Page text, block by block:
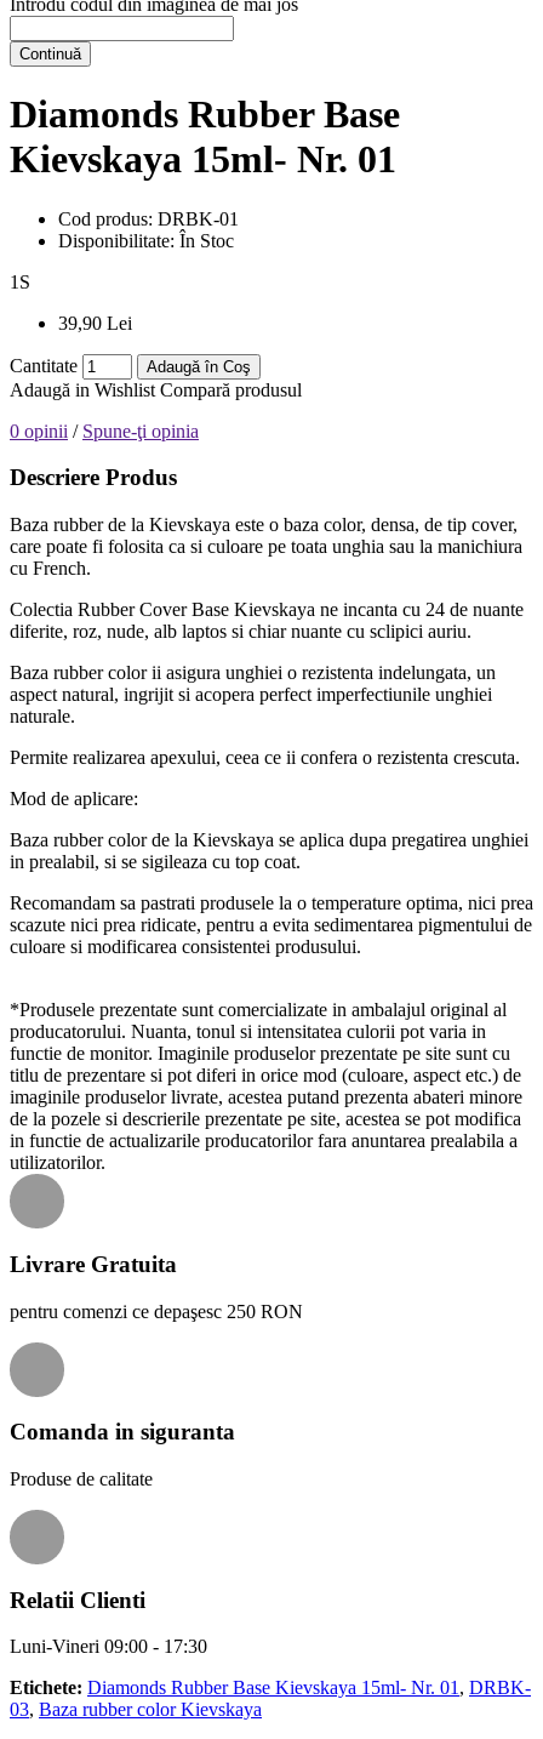
Continuă
Diamonds Rubber Base
Kievskaya 15ml- Nr. 01
Cod produs: DRBK-01
Disponibilitate: În Stoc
1 S
39,90 Lei
Cantitate Adaugă în Coş
Adaugă in Wishlist Compară produsul
0 opinii / Spune-ţi opinia
Descriere Produs
Baza rubber de la Kievskaya este o baza color, densa, de tip cover,
care poate fi folosita ca si culoare pe toata unghia sau la manichiura
cu French.
Colectia Rubber Cover Base Kievskaya ne incanta cu 24 de nuante
diferite, roz, nude, alb laptos si chiar nuante cu sclipici auriu.
Baza rubber color ii asigura unghiei o rezistenta indelungata, un
aspect natural, ingrijit si acopera perfect imperfectiunile unghiei
naturale.
Permite realizarea apexului, ceea ce ii confera o rezistenta crescuta.
Mod de aplicare:
Baza rubber color de la Kievskaya se aplica dupa pregatirea unghiei
in prealabil, si se sigileaza cu top coat.
Recomandam sa pastrati produsele la o temperature optima, nici prea
scazute nici prea ridicate, pentru a evita sedimentarea pigmentului de
culoare si modificarea consistentei produsului.
*Produsele prezentate sunt comercializate in ambalajul original al
producatorului. Nuanta, tonul si intensitatea culorii pot varia in
functie de monitor. Imaginile produselor prezentate pe site sunt cu
titlu de prezentare si pot diferi in orice mod (culoare, aspect etc.) de
imaginile produselor livrate, acestea putand prezenta abateri minore
de la pozele si descrierile prezentate pe site, acestea se pot modifica
in functie de actualizarile producatorilor fara anuntarea prealabila a
utilizatorilor.
Livrare Gratuita
pentru comenzi ce depaşesc 250 RON
Comanda in siguranta
Produse de calitate
Relatii Clienti
Luni-Vineri 09:00 - 17:30
Etichete: Diamonds Rubber Base Kievskaya 15ml- Nr. 01, DRBK-
03, Baza rubber color Kievskaya